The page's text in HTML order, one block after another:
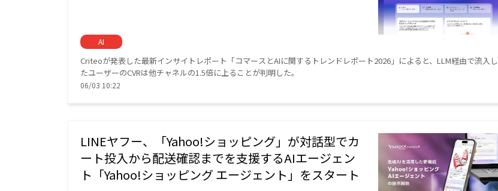
AI
Criteoが発表した最新インサイトレポート「コマースとAIに関するトレンドレポート2026」によると、LLM経由で流入し
たユーザーのCVRは他チャネルの1.5倍に上ることが判明した。
06/03 10:22
LINEヤフー、「Yahoo!ショッピング」が対話型でカ
ート投入から配送確認までを支援するAIエージェン
ト「Yahoo!ショッピング エージェント」をスタート